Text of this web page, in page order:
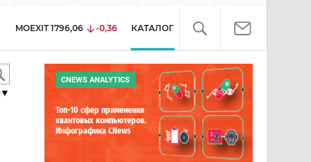
MOEXIT 1796,06 -0,36 КАТАЛОГ
CNEWS ANALYTICS
Топ-10 сфер применения
квантовых компьютеров.
Инфографика CNews